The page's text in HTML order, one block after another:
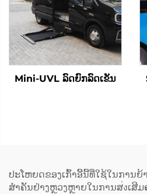
Mini-UVL ລົດຍົກລົດເຂັນ
ປະໂຫຍດຂອງເກົ້າອີ້ນີ້ທີ່ໃຊ້ໃນການ
ສຳຄັນຢ່າງຫຼວງຫຼາຍໃນການສ่งເສີ